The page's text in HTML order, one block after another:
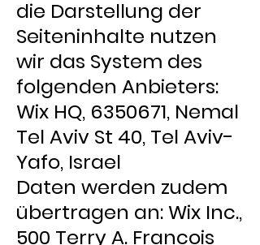
die Darstellung der
Seiteninhalte nutzen
wir das System des
folgenden Anbieters:
Wix HQ, 6350671, Nemal
Tel Aviv St 40, Tel Aviv-
Yafo, Israel
Daten werden zudem
übertragen an: Wix Inc.,
500 Terry A. Francois